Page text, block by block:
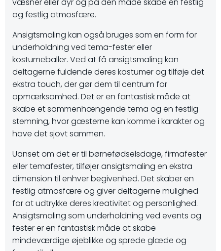
og festlig atmosfære.
Ansigtsmaling kan også bruges som en form for
underholdning ved tema-fester eller
kostumeballer. Ved at få ansigtsmaling kan
deltagerne fuldende deres kostumer og tilføje det
ekstra touch, der gør dem til centrum for
opmærksomhed. Det er en fantastisk måde at
skabe et sammenhængende tema og en festlig
stemning, hvor gæsterne kan komme i karakter og
have det sjovt sammen.
Uanset om det er til børnefødselsdage, firmafester
eller temafester, tilføjer ansigtsmaling en ekstra
dimension til enhver begivenhed. Det skaber en
festlig atmosfære og giver deltagerne mulighed
for at udtrykke deres kreativitet og personlighed.
Ansigtsmaling som underholdning ved events og
fester er en fantastisk måde at skabe
mindeværdige øjeblikke og sprede glæde og